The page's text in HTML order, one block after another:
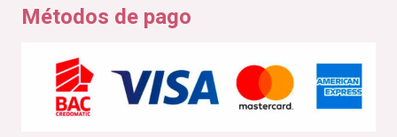
Métodos de pago